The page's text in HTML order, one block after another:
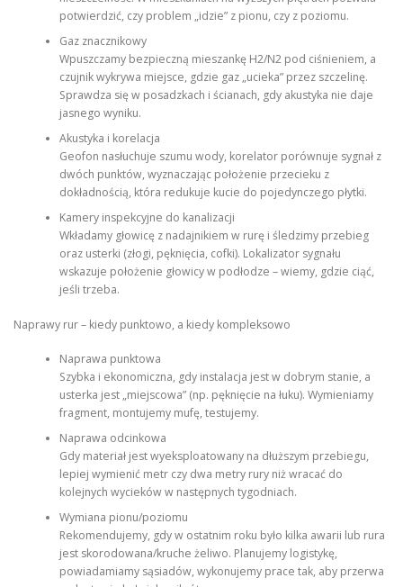
potwierdzić, czy problem „idzie” z pionu, czy z poziomu.
Gaz znacznikowy
Wpuszczamy bezpieczną mieszankę H2/N2 pod ciśnieniem, a
czujnik wykrywa miejsce, gdzie gaz „ucieka” przez szczelinę.
Sprawdza się w posadzkach i ścianach, gdy akustyka nie daje
jasnego wyniku.
Akustyka i korelacja
Geofon nasłuchuje szumu wody, korelator porównuje sygnał z
dwóch punktów, wyznaczając położenie przecieku z
dokładnością, która redukuje kucie do pojedynczego płytki.
Kamery inspekcyjne do kanalizacji
Wkładamy głowicę z nadajnikiem w rurę i śledzimy przebieg
oraz usterki (złogi, pęknięcia, cofki). Lokalizator sygnału
wskazuje położenie głowicy w podłodze – wiemy, gdzie ciąć,
jeśli trzeba.
Naprawy rur – kiedy punktowo, a kiedy kompleksowo
Naprawa punktowa
Szybka i ekonomiczna, gdy instalacja jest w dobrym stanie, a
usterka jest „miejscowa” (np. pęknięcie na łuku). Wymieniamy
fragment, montujemy mufę, testujemy.
Naprawa odcinkowa
Gdy materiał jest wyeksploatowany na dłuższym przebiegu,
lepiej wymienić metr czy dwa metry rury niż wracać do
kolejnych wycieków w następnych tygodniach.
Wymiana pionu/poziomu
Rekomendujemy, gdy w ostatnim roku było kilka awarii lub rura
jest skorodowana/kruche żeliwo. Planujemy logistykę,
powiadamiamy sąsiadów, wykonujemy prace tak, aby przerwa